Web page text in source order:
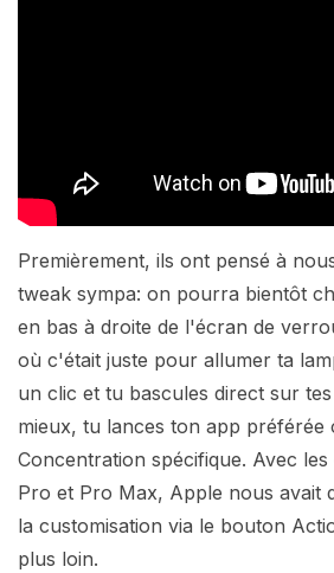
Premièrement, ils ont pensé à
tweak sympa: on pourra bientôt
en bas à droite de l'écran de
où c'était juste pour allumer ta
un clic et tu bascules direct sur
mieux, tu lances ton app préférée
Concentration spécifique. Avec les
Pro et Pro Max, Apple nous avait
la customisation via le bouton
plus loin.